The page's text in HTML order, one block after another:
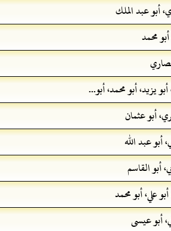
أبو عبد الملك
محمد
يزيد، أبو محمد، أبو...
أبو عثمان
أبو عبد الله
أبو القاسم
علي، أبو محمد
أبو عيسى